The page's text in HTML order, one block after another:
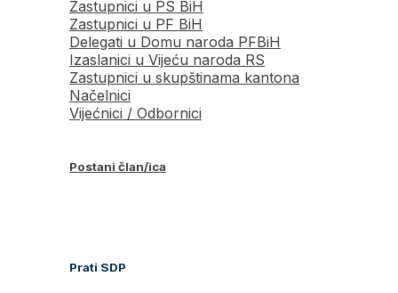
Zastupnici u PS BiH
Zastupnici u PF BiH
Delegati u Domu naroda PFBiH
Izaslanici u Vijeću naroda RS
Zastupnici u skupštinama kantona
Načelnici
Vijećnici / Odbornici
Postani član/ica
Prati SDP